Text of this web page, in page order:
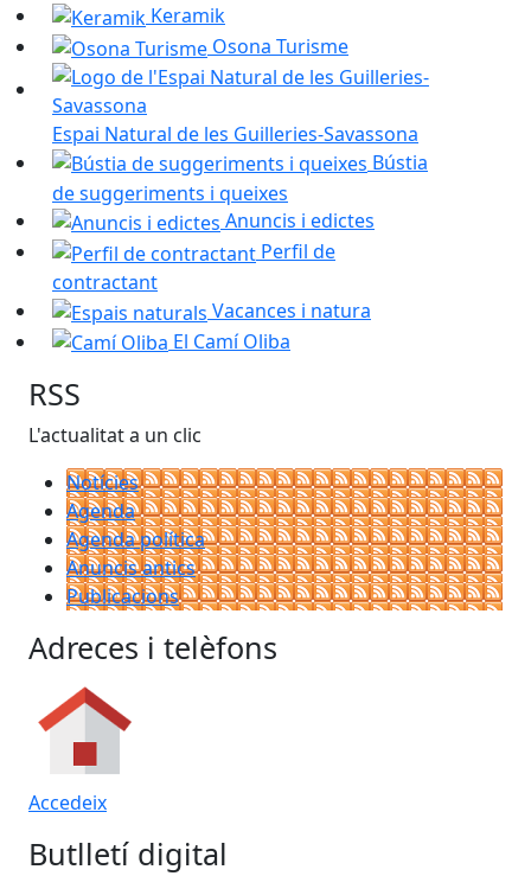
Keramik
Osona Turisme
Espai Natural de les Guilleries-Savassona
Bústia
de suggeriments i queixes
Anuncis i edictes
Perfil de
contractant
Vacances i natura
El Camí Oliba
RSS
L'actualitat a un clic
Notícies
Agenda
Agenda política
Anuncis antics
Publicacions
Adreces i telèfons
Accedeix
Butlletí digital